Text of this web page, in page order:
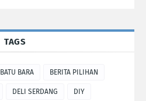
TAGS
BATU BARA BERITA PILIHAN
DELI SERDANG DIY